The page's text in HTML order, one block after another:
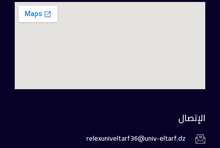
الإتصال
relexuniveltarf36@univ-eltarf.dz